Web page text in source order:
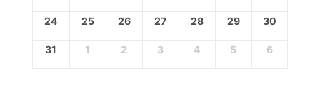
24 25 26 27 28 29 30
31 1 2 3 4 5 6